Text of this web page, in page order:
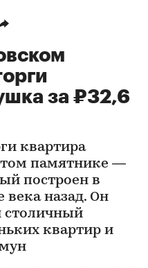
за ₽32,6
квартира
памятнике —
построен в
века назад. Он
столичный
квартир и